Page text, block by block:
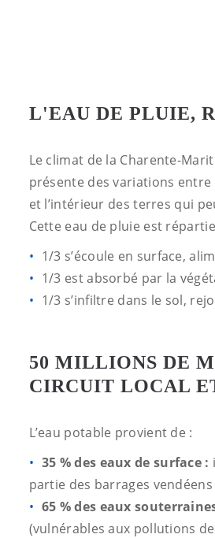
L'EAU DE PLUIE,
Le climat de la Charente-
présente des variations
et l’intérieur des terres qui
Cette eau de pluie est
1/3 s’écoule en surface,
1/3 est absorbé par la
1/3 s’infiltre dans le sol,
50 MILLIONS DE M
CIRCUIT LOCAL
L’eau potable provient de :
35 % des eaux de surface :
partie des barrages vendéens
65 % des eaux
(vulnérables aux pollutions